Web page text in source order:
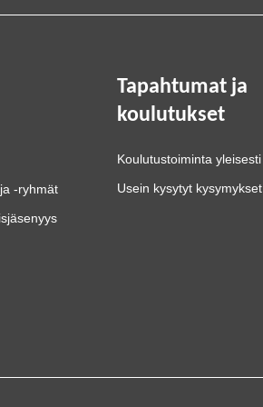
-ryhmät
Tapahtumat ja
koulutukset
Koulutustoiminta yleisesti
Usein kysytyt kysymykset